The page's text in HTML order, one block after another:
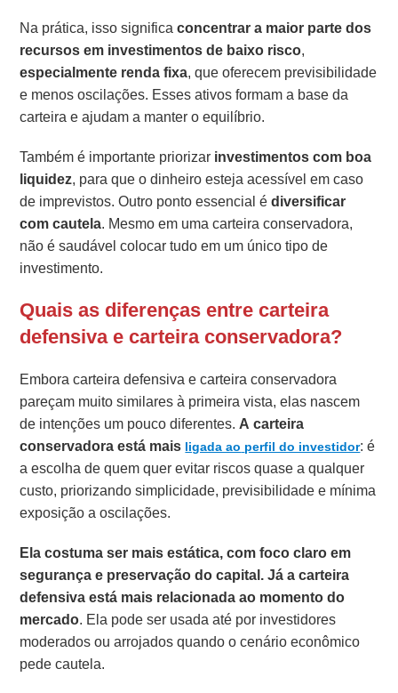
Na prática, isso significaconcentrar a maior parte dos
recursos em investimentos de baixo risco,
especialmente renda fixa, que oferecem previsibilidade
e menos oscilações. Esses ativos formam a base da
carteira e ajudam a manter o equilíbrio.
Também é importante priorizar investimentos com boa
liquidez, para que o dinheiro esteja acessível em caso
de imprevistos. Outro ponto essencial édiversificar
com cautela. Mesmo em uma carteira conservadora,
não é saudável colocar tudo em um único tipo de
investimento.
Quais as diferenças entre carteira
defensiva e carteira conservadora?
Embora carteira defensiva e carteira conservadora
pareçam muito similares à primeira vista, elas nascem
de intenções um pouco diferentes.A carteira
conservadora está mais ligada ao perfil do investidor: é
a escolha de quem quer evitar riscos quase a qualquer
custo, priorizando simplicidade, previsibilidade e mínima
exposição a oscilações.
Ela costuma ser mais estática, com foco claro em
segurança e preservação do capital.Já a carteira
defensiva está mais relacionada ao momento do
mercado. Ela pode ser usada até por investidores
moderados ou arrojados quando o cenário econômico
pede cautela.